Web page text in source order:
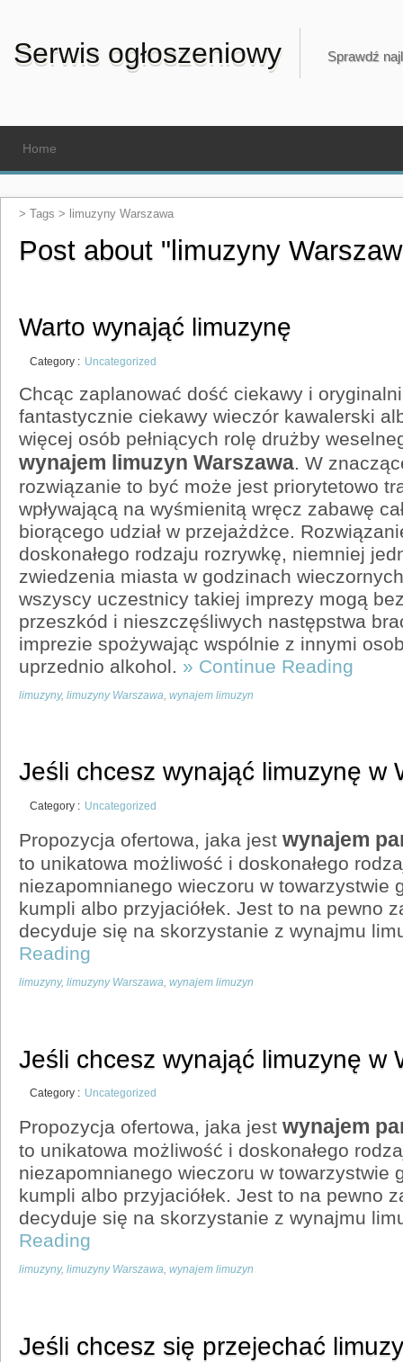
Serwis ogłoszeniowy Sprawdź
Home
> Tags > limuzyny Warszawa
Post about "limuzyny
Warto wynająć limuzynę
Category : Uncategorized
Chcąc zaplanować dość ciekawy i
fantastycznie ciekawy wieczór kawalerski
więcej osób pełniących rolę drużby
wynajem limuzyn Warszawa. W
rozwiązanie to być może jest priorytetowo
wpływającą na wyśmienitą wręcz zabawę
biorącego udział w przejażdżce.
doskonałego rodzaju rozrywkę, niemniej
zwiedzenia miasta w godzinach
wszyscy uczestnicy takiej imprezy mogą
przeszkód i nieszczęśliwych następstwa
imprezie spożywając wspólnie z innymi
uprzednio alkohol. » Continue Reading
limuzyny, limuzyny Warszawa wynajem limuzyn
Jeśli chcesz wynająć limuzynę w
Category : Uncategorized
Propozycja ofertowa, jaka jest wynajem
to unikatowa możliwość i doskonałego
niezapomnianego wieczoru w towarzystwie
kumpli albo przyjaciółek. Jest to na pewno
decyduje się na skorzystanie z wynajmu
Reading
limuzyny, limuzyny Warszawa wynajem limuzyn
Jeśli chcesz wynająć limuzynę w
Category : Uncategorized
Propozycja ofertowa, jaka jest wynajem
to unikatowa możliwość i doskonałego
niezapomnianego wieczoru w towarzystwie
kumpli albo przyjaciółek. Jest to na pewno
decyduje się na skorzystanie z wynajmu
Reading
limuzyny, limuzyny Warszawa wynajem limuzyn
Jeśli chcesz się przejechać